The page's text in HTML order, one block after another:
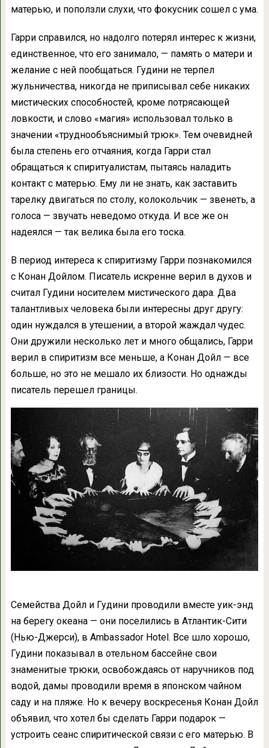
матерью, и поползли слухи, что фокусник сошел с ума.
Гарри справился, но надолго потерял интерес к жизни,
единственное, что его занимало, — память о матери и
желание с ней пообщаться. Гудини не терпел
жульничества, никогда не приписывал себе никаких
мистических способностей, кроме потрясающей
ловкости, и слово «магия» использовал только в
значении «труднообъяснимый трюк». Тем очевидней
была степень его отчаяния, когда Гарри стал
обращаться к спиритуалистам, пытаясь наладить
контакт с матерью. Ему ли не знать, как заставить
тарелку двигаться по столу, колокольчик — звенеть, а
голоса — звучать неведомо откуда. И все же он
надеялся — так велика была его тоска.
В период интереса к спиритизму Гарри познакомился
с Конан Дойлом. Писатель искренне верил в духов и
считал Гудини носителем мистического дара. Два
талантливых человека были интересны друг другу:
один нуждался в утешении, а второй жаждал чудес.
Они дружили несколько лет и много общались, Гарри
верил в спиритизм все меньше, а Конан Дойл — все
больше, но это не мешало их близости. Но однажды
писатель перешел границы.
Семейства Дойл и Гудини проводили вместе уик-энд
на берегу океана — они поселились в Атлантик-Сити
(Нью-Джерси), в Ambassador Hotel. Все шло хорошо,
Гудини показывал в отельном бассейне свои
знаменитые трюки, освобождаясь от наручников под
водой, дамы проводили время в японском чайном
саду и на пляже. Но к вечеру воскресенья Конан Дойл
объявил, что хотел бы сделать Гарри подарок —
устроить сеанс спиритической связи с его матерью. В